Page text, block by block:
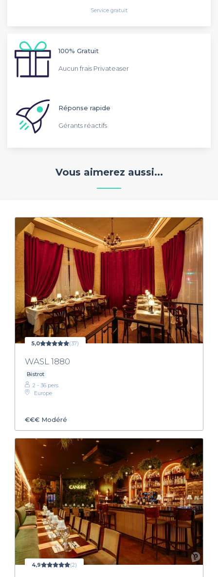
Service gratuit
100% Gratuit
Aucun frais Privateaser
Réponse rapide
Gérants réactifs
Vous aimerez aussi...
5,0 (37)
WASL 1880
Bistrot
2 - 36 pers.
Europe
€€€ Modéré
4,9 (2)